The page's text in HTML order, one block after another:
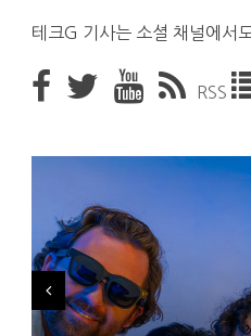
테크G 기사는 소셜 채널에서
RSS